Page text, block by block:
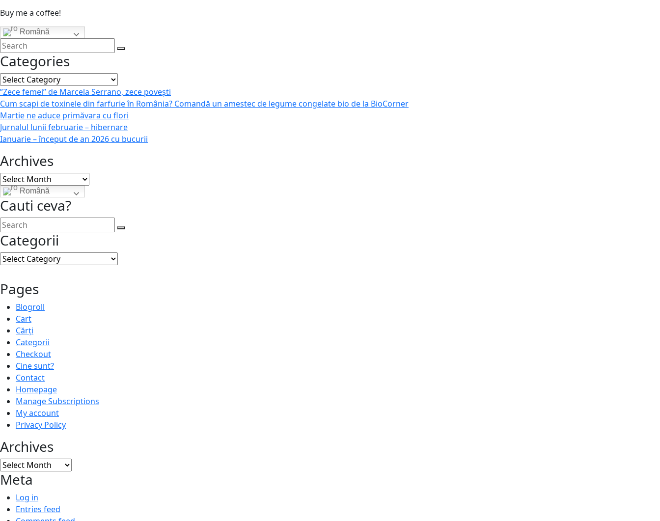
Buy me a coffee!
Română
Categories
Categories
”Zece femei” de Marcela Serrano, zece povești
Cum scapi de toxinele din farfurie în România? Comandă un amestec de legume congelate bio de la BioCorner
Martie ne aduce primăvara cu flori
Jurnalul lunii februarie – hibernare
Ianuarie – început de an 2026 cu bucurii
Archives
Archives
Română
Cauti ceva?
Categorii
Categorii
Pages
Blogroll
Cart
Cărți
Categorii
Checkout
Cine sunt?
Contact
Homepage
Manage Subscriptions
My account
Privacy Policy
Archives
Archives
Meta
Log in
Entries feed